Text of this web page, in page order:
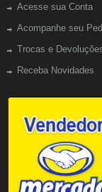
Acesse sua Conta
Acompanhe seu
Trocas e
Receba Novidades